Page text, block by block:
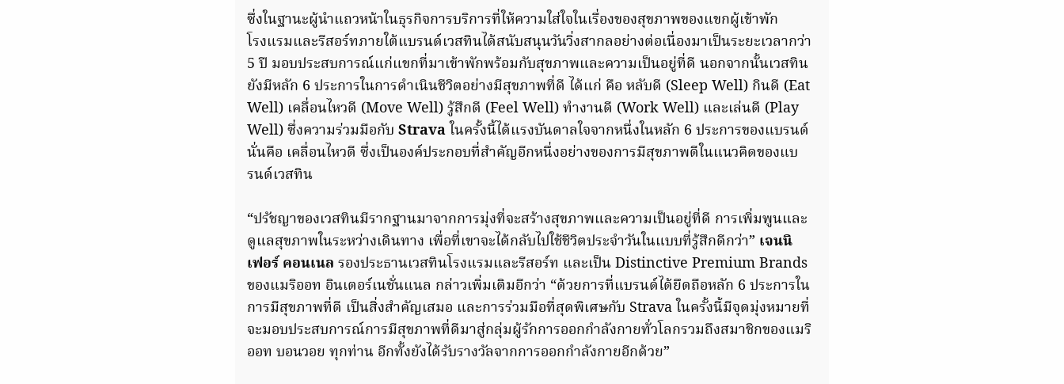
ซึ่งในฐานะผู้นำแถวหน้าในธุรกิจการบริการที่ให้ความใส่ใจในเรื่องของสุขภาพของแขกผู้เข้าพัก
โรงแรมและรีสอร์ทภายใต้แบรนด์เวสทินได้สนับสนุนวันวิ่งสากลอย่างต่อเนื่องมาเป็นระยะเวลากว่า
5 ปี มอบประสบการณ์แก่แขกที่มาเข้าพักพร้อมกับสุขภาพและความเป็นอยู่ที่ดี นอกจากนั้นเวสทิน
ยังมีหลัก 6 ประการในการดำเนินชีวิตอย่างมีสุขภาพที่ดี ได้แก่ คือ หลับดี (Sleep Well) กินดี (Eat
Well) เคลื่อนไหวดี (Move Well) รู้สึกดี (Feel Well) ทำงานดี (Work Well) และเล่นดี (Play
Well) ซึ่งความร่วมมือกับ Stravaในครั้งนี้ได้แรงบันดาลใจจากหนึ่งในหลัก 6 ประการของแบรนด์
นั่นคือ เคลื่อนไหวดี ซึ่งเป็นองค์ประกอบที่สำคัญอีกหนึ่งอย่างของการมีสุขภาพดีในแนวคิดของแบ
รนด์เวสทิน
“ปรัชญาของเวสทินมีรากฐานมาจากการมุ่งที่จะสร้างสุขภาพและความเป็นอยู่ที่ดี การเพิ่มพูนและ
ดูแลสุขภาพในระหว่างเดินทาง เพื่อที่เขาจะได้กลับไปใช้ชีวิตประจำวันในแบบที่รู้สึกดีกว่า” เจนนิ
เฟอร์ คอนเนล รองประธานเวสทินโรงแรมและรีสอร์ท และเป็น Distinctive Premium Brands
ของแมริออท อินเตอร์เนชั่นแนล กล่าวเพิ่มเติมอีกว่า “ด้วยการที่แบรนด์ได้ยึดถือหลัก 6 ประการใน
การมีสุขภาพที่ดี เป็นสิ่งสำคัญเสมอ และการร่วมมือที่สุดพิเศษกับ Strava ในครั้งนี้มีจุดมุ่งหมายที่
จะมอบประสบการณ์การมีสุขภาพที่ดีมาสู่กลุ่มผู้รักการออกกำลังกายทั่วโลกรวมถึงสมาชิกของแมริ
ออท บอนวอย ทุกท่าน อีกทั้งยังได้รับรางวัลจากการออกกำลังกายอีกด้วย”